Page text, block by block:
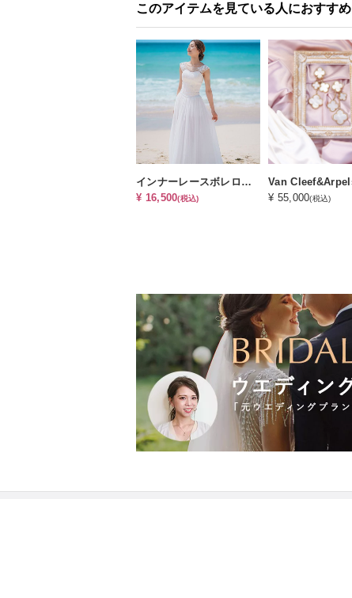
このアイテムを見ている人におすすめ
インナーレースボレロ（オプション小物）
¥ 16,500(税込)
¥ 55,000(税込)